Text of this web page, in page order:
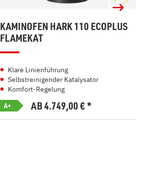
KAMINOFEN HARK 110 ECOPLUS
FLAMEKAT
Klare Linienführung
Selbstreinigender Katalysator
Komfort-Regelung
A+ AB 4.749,00€*